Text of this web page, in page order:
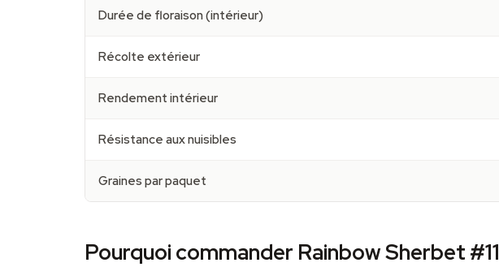
Durée de floraison (intérieur)
Récolte extérieur
Rendement intérieur
Résistance aux nuisibles
Graines par paquet
Pourquoi commander Rainbow Sherbet #11